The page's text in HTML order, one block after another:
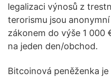
legalizaci výnosů z
terorismu jsou
zákonem do výše 1 000
na jeden den/obchod.
Bitcoinová peněženka